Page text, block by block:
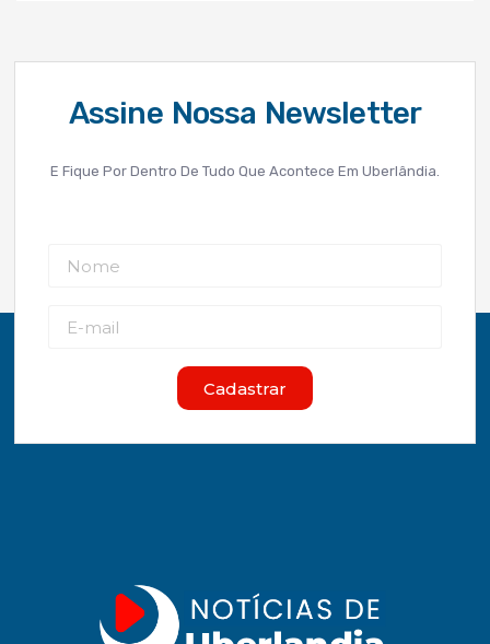
Assine Nossa Newsletter
E Fique Por Dentro De Tudo Que Acontece Em Uberlândia.
Cadastrar